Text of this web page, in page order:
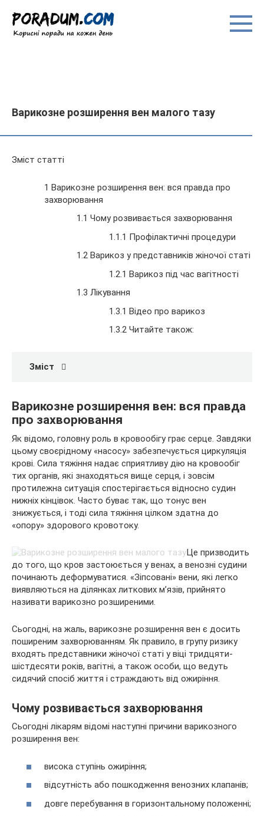
вмісту
Варикозне розширення вен малого тазу
Зміст статті
1 Варикозне розширення вен: вся правда про
захворювання
1.1 Чому розвивається захворювання
1.1.1 Профілактичні процедури
1.2 Варикоз у представників жіночої статі
1.2.1 Варикоз під час вагітності
1.3 Лікування
1.3.1 Відео про варикоз
1.3.2 Читайте також:
Зміст
Варикозне розширення вен: вся правда
про захворювання
Як відомо, головну роль в кровообігу грає серце. Завдяки
цьому своєрідному «насосу» забезпечується циркуляція
крові. Сила тяжіння надає сприятливу дію на кровообіг
тих органів, які знаходяться вище серця, і зовсім
протилежна ситуація спостерігається відносно судин
нижніх кінцівок. Часто буває так, що тонус вен
знижується, і тоді сила тяжіння цілком здатна до
«опору» здорового кровотоку.
Це призводить
до того, що кров застоюється у венах, а венозні судини
починають деформуватися. «Зіпсовані» вени, які легко
виявляються на ділянках литкових м’язів, прийнято
називати варикозно розширеними.
Сьогодні, на жаль, варикозне розширення вен є досить
поширеним захворюванням. Як правило, в групу ризику
входять представники жіночої статі у віці тридцяти-
шістдесяти років, вагітні, а також особи, що ведуть
сидячий спосіб життя і страждають від ожиріння.
Чому розвивається захворювання
Сьогодні лікарям відомі наступні причини варикозного
розширення вен:
висока ступінь ожиріння;
відсутність або пошкодження венозних клапанів;
довге перебування в горизонтальному положенні;